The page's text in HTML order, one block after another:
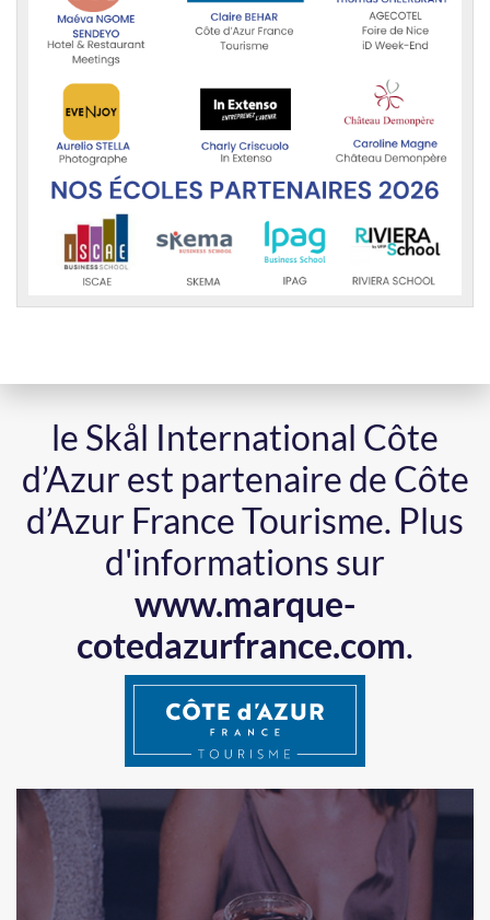
le Skål International Côte
d’Azur est partenaire de Côte
d’Azur France Tourisme. Plus
d'informations sur
www.marque-
cotedazurfrance.com.